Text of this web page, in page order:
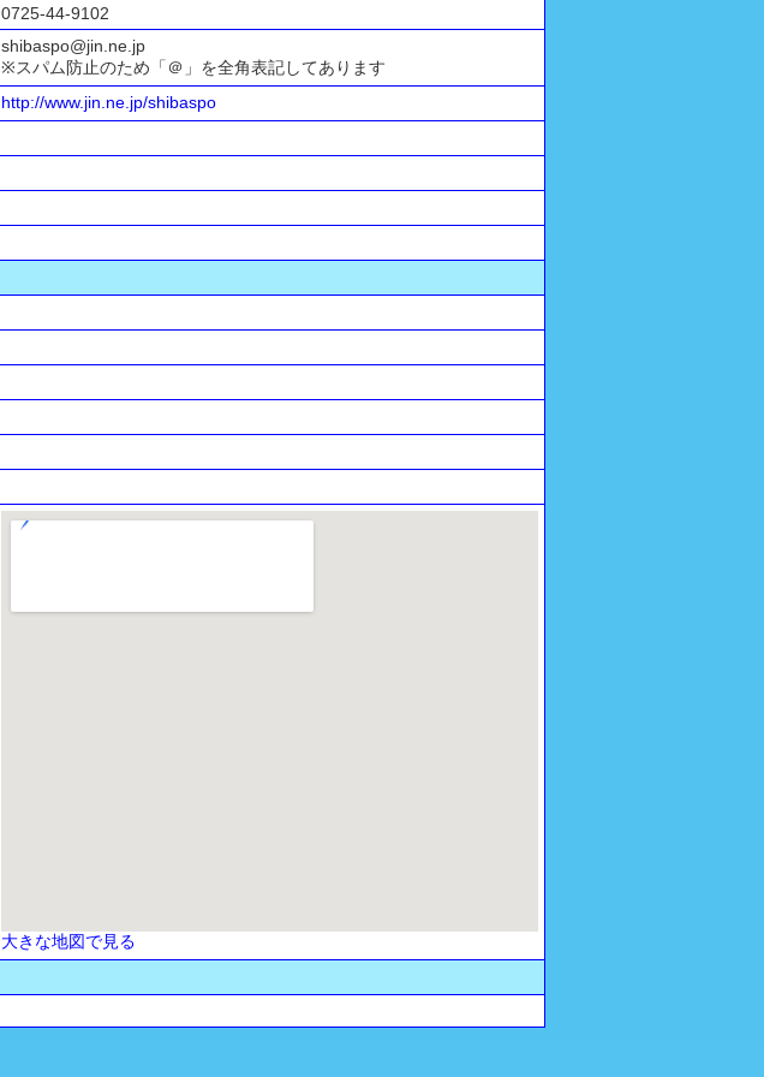
0725-44-9102
shibaspo@jin.ne.jp
※スパム防止のため「＠」を全角表記してあります
http://www.jin.ne.jp/shibaspo
大きな地図で見る